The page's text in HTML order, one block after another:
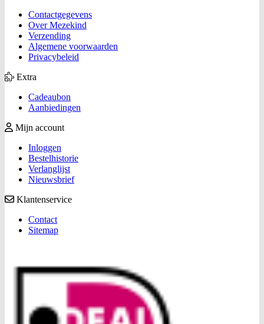
Contactgegevens
Over Mezekind
Verzending
Algemene voorwaarden
Privacybeleid
Extra
Cadeaubon
Aanbiedingen
Mijn account
Inloggen
Bestelhistorie
Verlanglijst
Nieuwsbrief
Klantenservice
Contact
Sitemap